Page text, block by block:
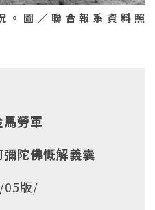
。圖／聯合報系資料照
勞軍
陀佛慨解義囊
05版/